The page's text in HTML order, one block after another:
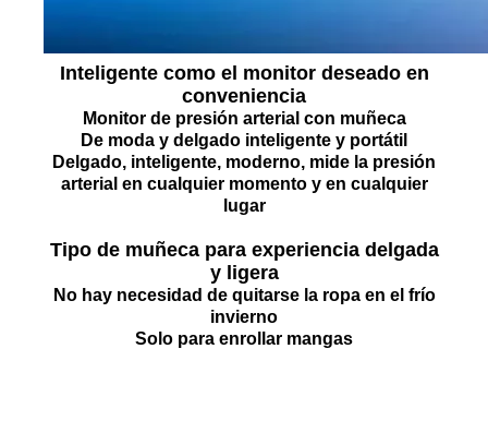
Inteligente como el monitor deseado en
conveniencia
Monitor de presión arterial con muñeca
De moda y delgado inteligente y portátil
Delgado, inteligente, moderno, mide la presión
arterial en cualquier momento y en cualquier
lugar
Tipo de muñeca para experiencia delgada
y ligera
No hay necesidad de quitarse la ropa en el frío
invierno
Solo para enrollar mangas